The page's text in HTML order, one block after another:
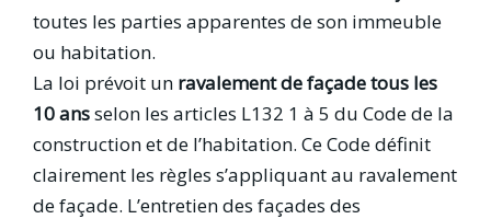
toutes les parties apparentes de son immeuble
ou habitation.
La loi prévoit un ravalement de façade tous les
10 ansselon les articles L132 1 à 5 du Code de la
construction et de l’habitation. Ce Code définit
clairement les règles s’appliquant au ravalement
de façade. L’entretien des façades des